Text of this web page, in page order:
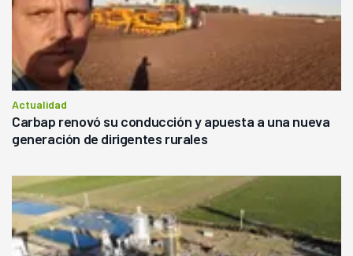
Actualidad
Carbap renovó su conducción y apuesta a una nueva
generación de dirigentes rurales